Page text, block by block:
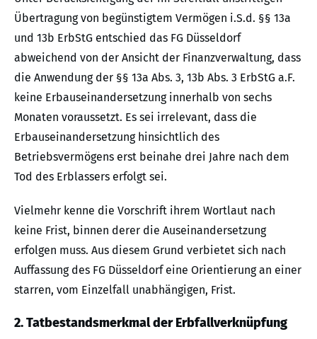
Übertragung von begünstigtem Vermögen i.S.d. §§ 13a
und 13b ErbStG entschied das FG Düsseldorf
abweichend von der Ansicht der Finanzverwaltung, dass
die Anwendung der §§ 13a Abs. 3, 13b Abs. 3 ErbStG a.F.
keine Erbauseinandersetzung innerhalb von sechs
Monaten voraussetzt. Es sei irrelevant, dass die
Erbauseinandersetzung hinsichtlich des
Betriebsvermögens erst beinahe drei Jahre nach dem
Tod des Erblassers erfolgt sei.
Vielmehr kenne die Vorschrift ihrem Wortlaut nach
keine Frist, binnen derer die Auseinandersetzung
erfolgen muss. Aus diesem Grund verbietet sich nach
Auffassung des FG Düsseldorf eine Orientierung an einer
starren, vom Einzelfall unabhängigen, Frist.
2. Tatbestandsmerkmal der Erbfallverknüpfung